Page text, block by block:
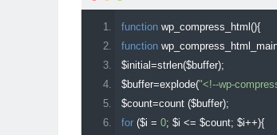
function wp_compress_html (){
function
$initial=strlen($buffer);
$buffer=explode("<!--wp-
$count=count ($buffer);
for ($i = 0; $i <= $count; $i++){